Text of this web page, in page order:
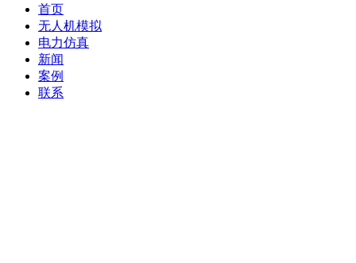
首页
无人机模拟
电力仿真
新闻
案例
联系